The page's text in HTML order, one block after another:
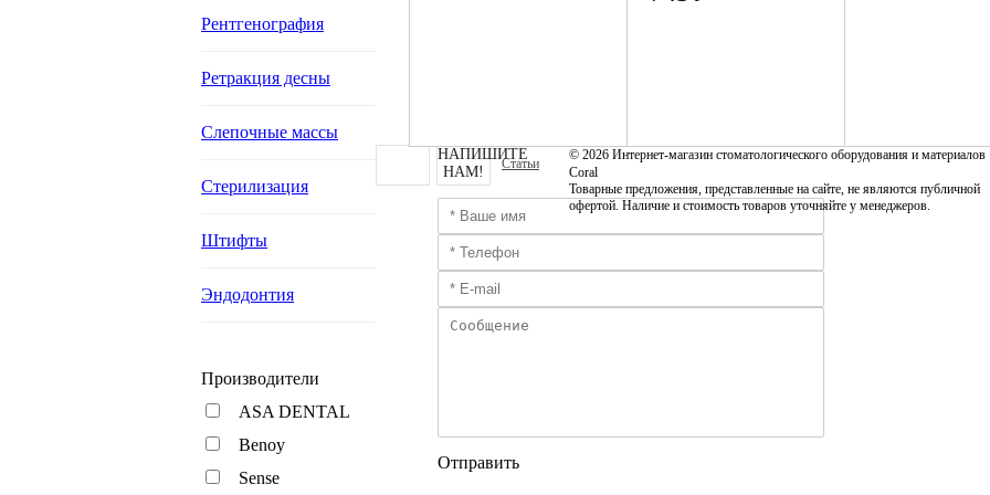
Рентгенография
Ретракция десны
Слепочные массы
Стерилизация
Штифты
Эндодонтия
Производители
ASA DENTAL
Benoy
Sense
НАПИШИТЕ
НАМ!
Отправить
Статьи
© 2026 Интернет-магазин стоматологического оборудования и материалов
Coral
Товарные предложения, представленные на сайте, не являются публичной
офертой. Наличие и стоимость товаров уточняйте у менеджеров.